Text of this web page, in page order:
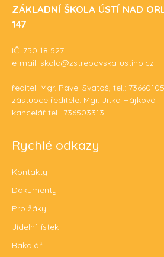
ZÁKLADNÍ ŠKOLA ÚSTÍ NAD
147
IČ: 750 18 527
e-mail: skola@zstrebovska-ustino.cz
ředitel: Mgr. Pavel Svatoš, tel.:
zástupce ředitele: Mgr. Jitka Hájková
kancelář tel.: 736503313
Rychlé odkazy
Kontakty
Dokumenty
Pro žáky
Jídelní lístek
Bakaláři